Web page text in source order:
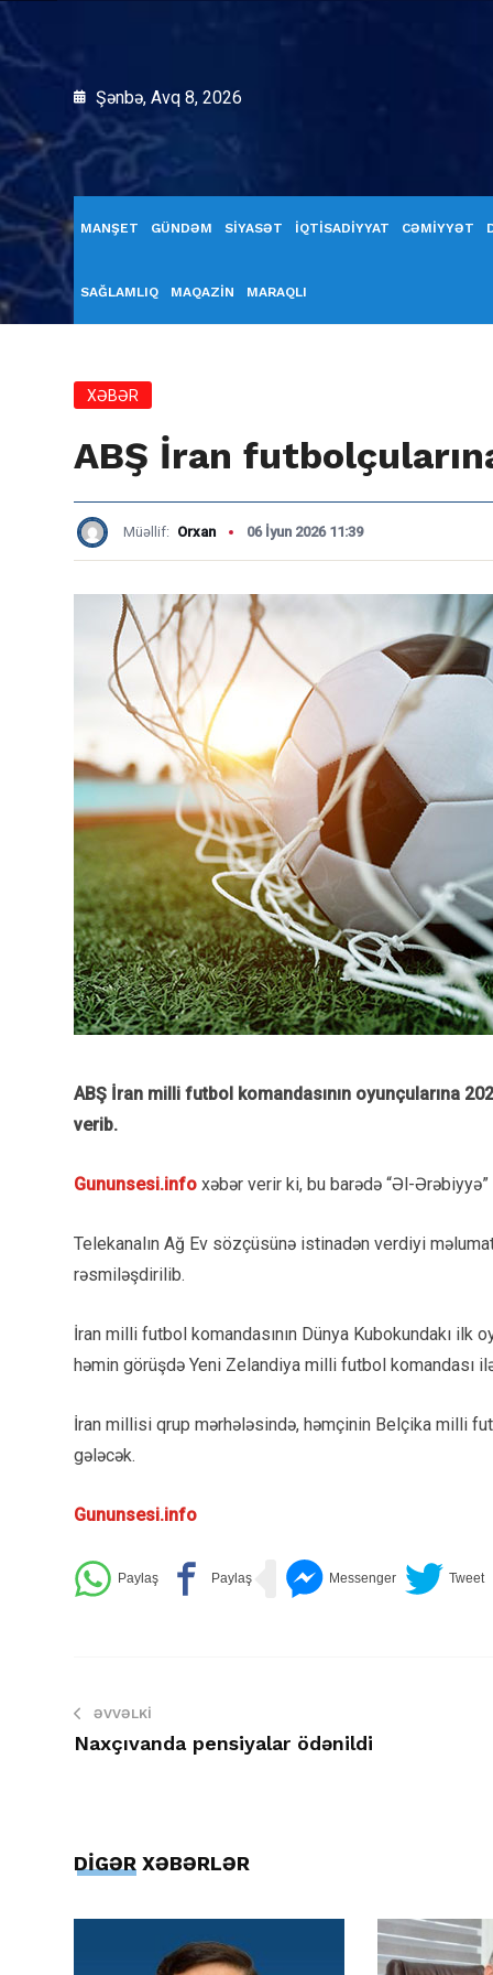
Şənbə, Avq 8, 2026
MANŞET GÜNDƏM SİYASƏT İQTİSADİYYAT CƏMİYYƏT
SAĞLAMLIQ MAQAZİN MARAQLI
XƏBƏR
ABŞ İran
Müəllif: Orxan 06 İyun 2026 11:39
ABŞ İran milli futbol komandasının oyunçularına
verib.
Gununsesi.info xəbər verir ki, bu barədə “Əl-Ərəbiyyə”
Telekanalın Ağ Ev sözçüsünə istinadən verdiyi
rəsmiləşdirilib.
İran milli futbol komandasının Dünya Kubokundakı
həmin görüşdə Yeni Zelandiya milli futbol komandası
İran millisi qrup mərhələsində, həmçinin Belçika milli
gələcək.
Gununsesi.info
ƏVVƏLKI
Naxçıvanda pensiyalar ödənildi
DİGƏR XƏBƏRLƏR